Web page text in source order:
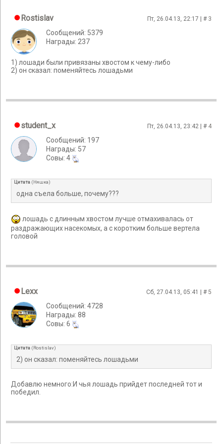
Rostislav Пт, 26.04.13, 22:17 | # 3
Сообщений: 5379
Награды: 237
1) лошади были привязаны хвостом к чему-либо
2) он сказал: поменяйтесь лошадьми
student_x Пт, 26.04.13, 23:42 | # 4
Сообщений: 197
Награды: 57
Cовы: 4
Цитата (Няшка)
одна съела больше, почему???
лошадь с длинным хвостом лучше отмахивалась от
раздражающих насекомых, а с коротким больше вертела
головой
Lexx Сб, 27.04.13, 05:41 | #5
Сообщений: 4728
Награды: 88
Cовы: 6
Цитата (Rostislav)
2) он сказал: поменяйтесь лошадьми
Добавлю немного:И чья лошадь прийдет последней тот и
победил.